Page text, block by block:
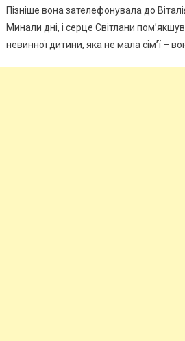
Пізніше вона зателефонувала до
Минали дні, і серце Світлани
невинної дитини, яка не мала сім’ї –